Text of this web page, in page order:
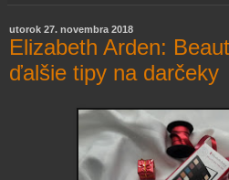
utorok 27. novembra 2018
Elizabeth Arden:
ďalšie tipy na darčeky